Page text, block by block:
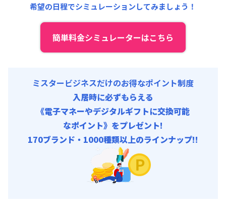
その他費用 :
24,000円/月 (800円/日)
契約事務手数料 : 5,000円/回 (税抜)
希望の日程でシミュレーションしてみましょう！
簡単料金シミュレーターはこちら
ミスタービジネスだけのお得なポイント制度
入居時に必ずもらえる
《電子マネーやデジタルギフトに交換可能
なポイント》をプレゼント!
170ブランド・1000種類以上のラインナップ!!